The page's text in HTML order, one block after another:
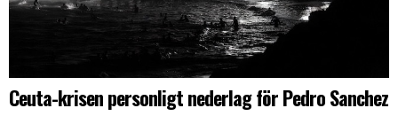
Ceuta-krisen personligt nederlag för Pedro Sanchez